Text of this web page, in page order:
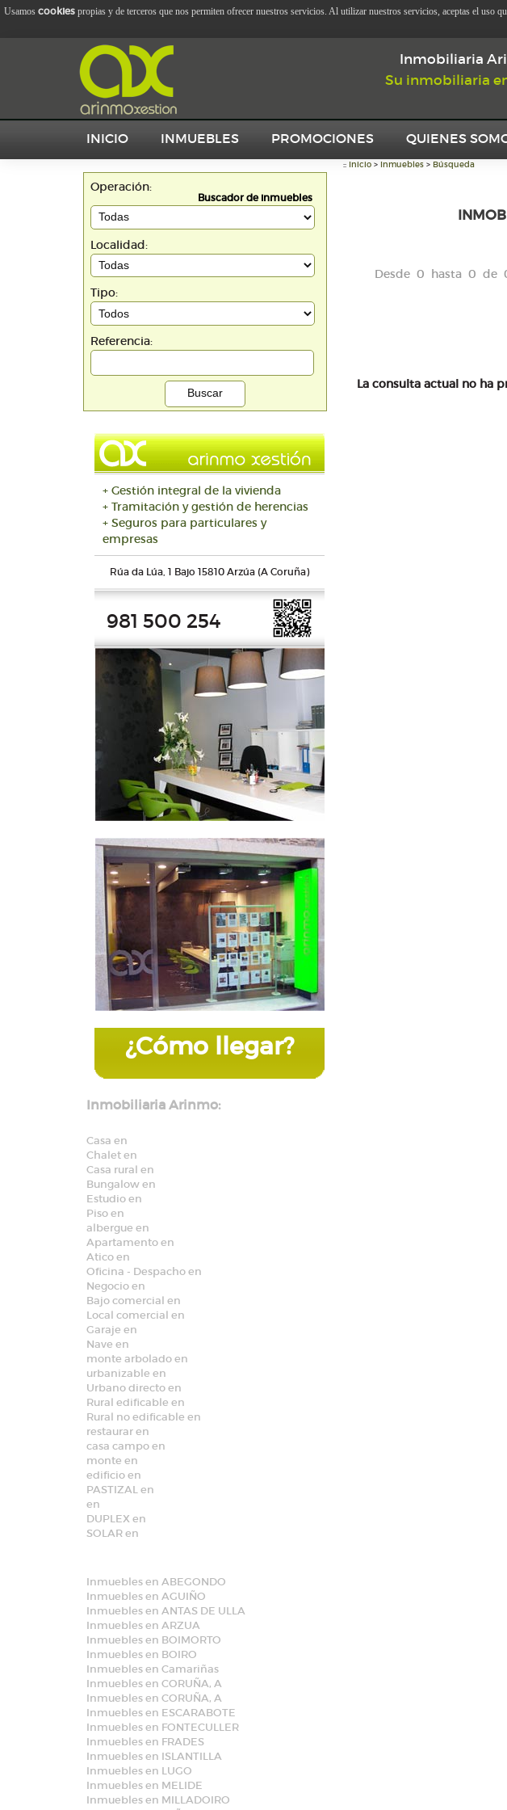
Inmobiliaria
Su inmobiliaria
INICIO INMUEBLES PROMOCIONES QUIENES
Buscador de inmuebles
Operación:
Localidad:
Tipo:
Referencia:
+ Gestión integral de la vivienda
+ Tramitación y gestión de herencias
+ Seguros para particulares y
empresas
Rúa da Lúa, 1 Bajo 15810 Arzúa (A Coruña)
981 500 254
¿Cómo llegar?
Inmobiliaria Arinmo:
Casa en
Chalet en
Casa rural en
Bungalow en
Estudio en
Piso en
albergue en
Apartamento en
Atico en
Oficina - Despacho en
Negocio en
Bajo comercial en
Local comercial en
Garaje en
Nave en
monte arbolado en
urbanizable en
Urbano directo en
Rural edificable en
Rural no edificable en
restaurar en
casa campo en
monte en
edificio en
PASTIZAL en
en
DUPLEX en
SOLAR en
Inmuebles en ABEGONDO
Inmuebles en AGUIÑO
Inmuebles en ANTAS DE ULLA
Inmuebles en ARZUA
Inmuebles en BOIMORTO
Inmuebles en BOIRO
Inmuebles en Camariñas
Inmuebles en CORUÑA, A
Inmuebles en CORUÑA, A
Inmuebles en ESCARABOTE
Inmuebles en FONTECULLER
Inmuebles en FRADES
Inmuebles en ISLANTILLA
Inmuebles en LUGO
Inmuebles en MELIDE
Inmuebles en MILLADOIRO
:: Inicio > Inmuebles > Búsqueda
Desde 0 hasta 0 de
La consulta actual no ha
Usamos cookies propias y de terceros que nos permiten ofrecer nuestros servicios. Al utilizar nuestros servicios, aceptas el uso